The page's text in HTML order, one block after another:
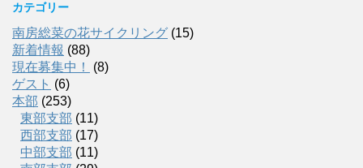
カテゴリー
南房総菜の花サイクリング (15)
新着情報 (88)
現在募集中！
(8)
ゲスト (6)
本部 (253)
東部支部 (11)
西部支部 (17)
中部支部 (11)